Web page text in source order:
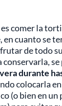
comer la
en cuanto se
de todo
conservarla,
durante
colocarla
(o bien en